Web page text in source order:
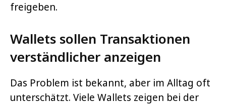
freigeben.
Wallets sollen Transaktionen
verständlicher anzeigen
Das Problem ist bekannt, aber im Alltag oft
unterschätzt. Viele Wallets zeigen bei der